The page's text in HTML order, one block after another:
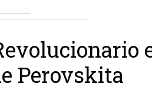
Perovskita